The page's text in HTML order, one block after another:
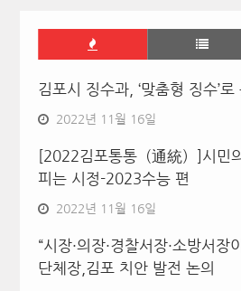
김포시 징수과, ‘맞춤형 징수’
2022년 11월 16일
[2022김포통통（通統）]시민
피는 시정-2023수능 편
2022년 11월 16일
“시장·의장·경찰서장·소방서
단체장,김포 치안 발전 논의